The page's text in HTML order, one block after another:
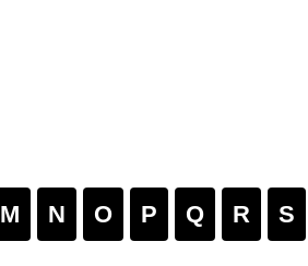
M N O P Q R S